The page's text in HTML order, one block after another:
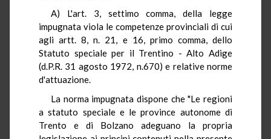
A) L'art. 3, settimo comma, della legge
impugnata viola le competenze provinciali di cui
agli artt. 8, n. 21, e 16, primo comma, dello
Statuto speciale per il Trentino - Alto Adige
(d.P.R. 31 agosto 1972, n.670) e relative norme
d'attuazione.
La norma impugnata dispone che "Le regioni
a statuto speciale e le province autonome di
Trento e di Bolzano adeguano la propria